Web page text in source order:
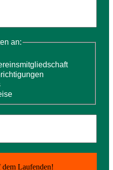
an: